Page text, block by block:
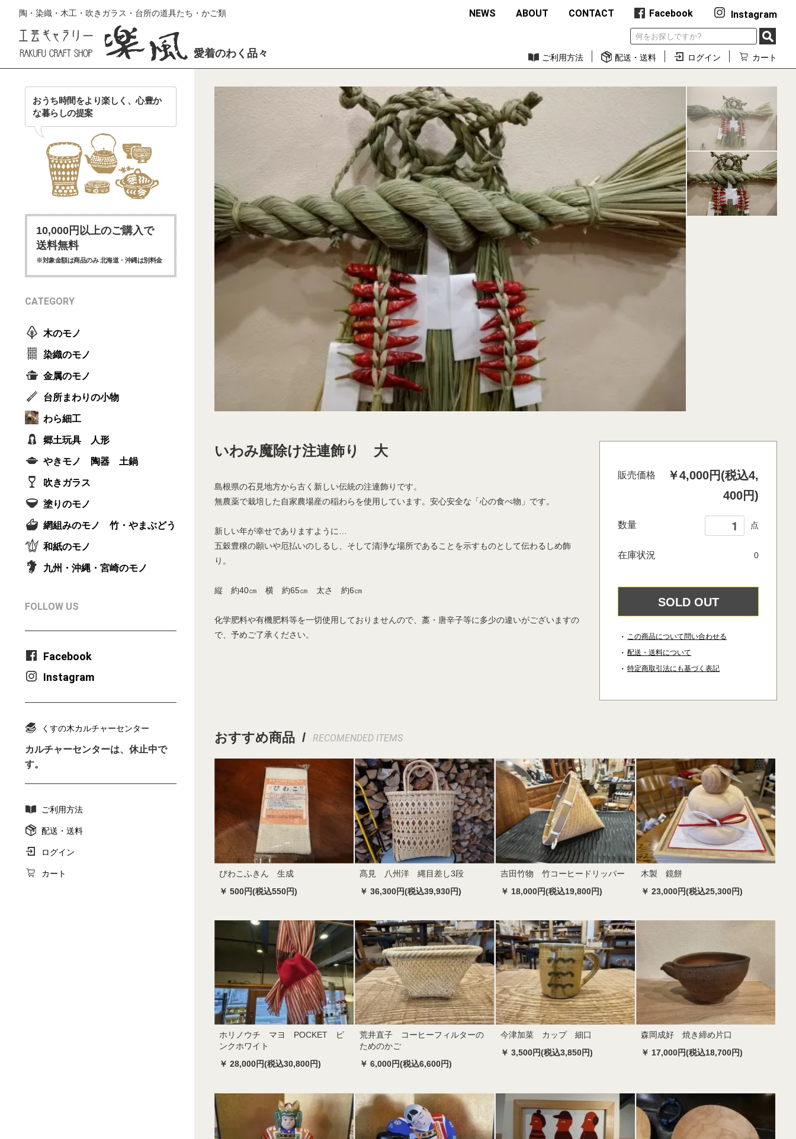
陶・染織・木工・吹きガラス・台所の道具たち・かご類 NEWS ABOUT CONTACT Facebook Instagram
愛着のわく品々 ご利用方法 配送・送料 ログイン カート
おうち時間をより楽しく、心豊か
な暮らしの提案
10,000円以上のご購入で
送料無料
※対象金額は商品のみ 北海道・沖縄は別料金
CATEGORY
木のモノ
染織のモノ
金属のモノ
台所まわりの小物
わら細工
郷土玩具 人形
やきモノ 陶器 土鍋
吹きガラス
塗りのモノ
網組みのモノ 竹・やまぶどう
和紙のモノ
九州・沖縄・宮崎のモノ
FOLLOW US
Facebook
Instagram
くすの木カルチャーセンター
カルチャーセンターは、休止中で
す。
ご利用方法
配送・送料
ログイン
カート
いわみ魔除け注連飾り 大
島根県の石見地方から古く新しい伝統の注連飾りです。
無農薬で栽培した自家農場産の稲わらを使用しています。安心安全な「心の食べ物」です。
新しい年が幸せでありますように…
五穀豊穣の願いや厄払いのしるし、そして清浄な場所であることを示すものとして伝わるしめ飾
り。
縦 約40㎝ 横 約65㎝ 太さ 約6㎝
化学肥料や有機肥料等を一切使用しておりませんので、藁・唐辛子等に多少の違いがございますの
で、予めご了承ください。
販売価格
￥4,000円(税込4,
400円)
数量 点
在庫状況 0
SOLD OUT
この商品について問い合わせる
配送・送料について
特定商取引法にも基づく表記
おすすめ商品 / RECOMENDED ITEMS
びわこふきん 生成
￥ 500円(税込550円)
髙見 八州洋 縄目差し3段
￥ 36,300円(税込39,930円)
吉田竹物 竹コーヒードリッパー
￥ 18,000円(税込19,800円)
木製 鏡餅
￥ 23,000円(税込25,300円)
ホリノウチ マヨ POCKET ピ
ンクホワイト
￥ 28,000円(税込30,800円)
荒井直子 コーヒーフィルターの
ためのかご
￥ 6,000円(税込6,600円)
今津加菜 カップ 細口
￥ 3,500円(税込3,850円)
森岡成好 焼き締め片口
￥ 17,000円(税込18,700円)